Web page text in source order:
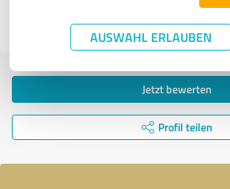
AUSWAHL ERLAUBEN
20.01.2025 Anonym
Jetzt bewerten
Profil teilen